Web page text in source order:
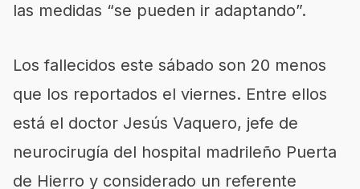
las medidas “se pueden ir adaptando”.
Los fallecidos este sábado son 20 menos
que los reportados el viernes. Entre ellos
está el doctor Jesús Vaquero, jefe de
neurocirugía del hospital madrileño Puerta
de Hierro y considerado un referente